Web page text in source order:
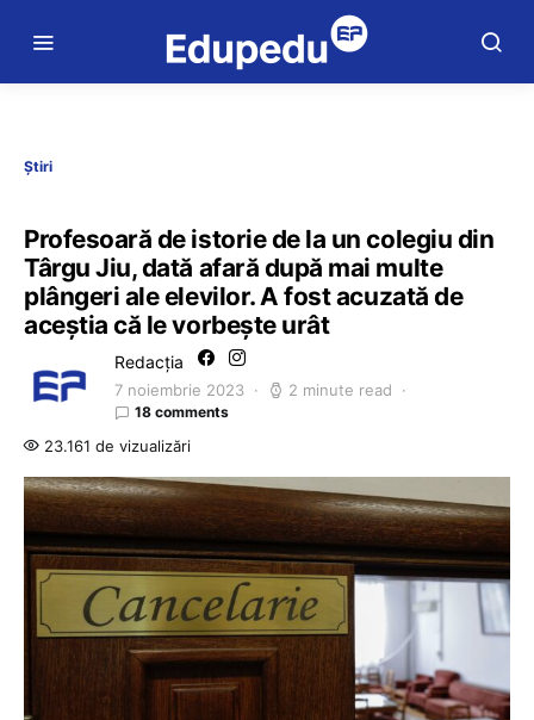
Știri
Profesoară de istorie de la un colegiu din
Târgu Jiu, dată afară după mai multe
plângeri ale elevilor. A fost acuzată de
aceștia că le vorbește urât
Redacția
7 noiembrie 2023 2 minute read
18 comments
23.161 de vizualizări